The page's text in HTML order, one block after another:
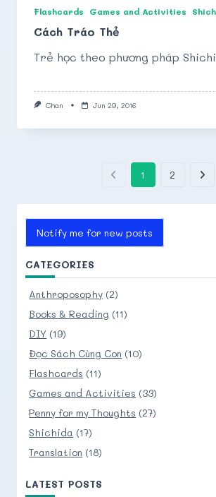
Flashcards Games and Activities
Cách Tráo Thẻ
Trẻ học theo phương pháp
Chan Jun 29, 2016
1 2
Notify me for new posts
CATEGORIES
Anthroposophy (2)
Books & Reading (11)
DIY (19)
Đọc Sách Cùng Con (10)
Flashcards (11)
Games and Activities (33)
Penny for my Thoughts (27)
Shichida (17)
Translation (18)
LATEST POSTS